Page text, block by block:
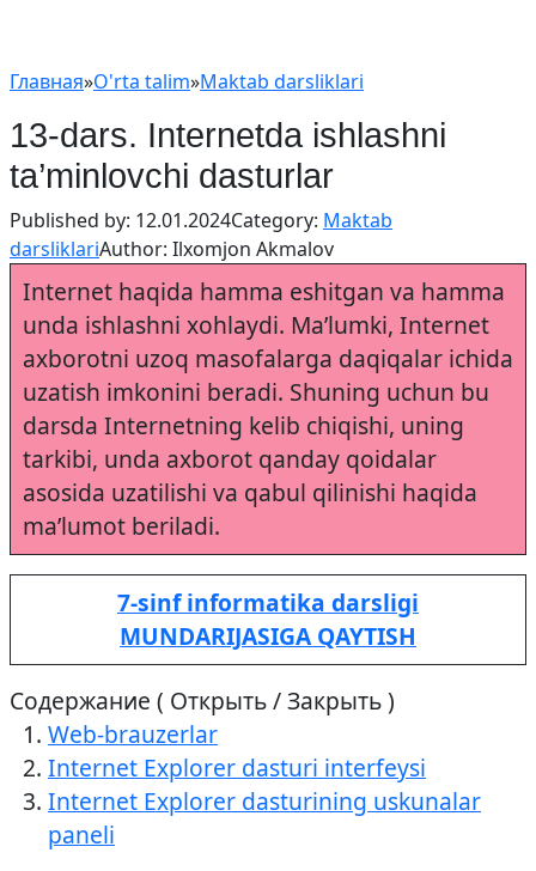
Главная»O'rta talim»Maktab darsliklari
13-dars. Internetda ishlashni
ta’minlovchi dasturlar
Published by: 12.01.2024Category: Maktab
darsliklariAuthor: Ilxomjon Akmalov
Internet haqida hamma eshitgan va hamma
unda ishlashni xohlaydi. Ma’lumki, Internet
axborotni uzoq masofalarga daqiqalar ichida
uzatish imkonini beradi. Shuning uchun bu
darsda Internetning kelib chiqishi, uning
tarkibi, unda axborot qanday qoidalar
asosida uzatilishi va qabul qilinishi haqida
ma’lumot beriladi.
7-sinf informatika darsligi
MUNDARIJASIGA QAYTISH
Содержание ( Открыть / Закрыть )
Web-brauzerlar
Internet Explorer dasturi interfeysi
Internet Explorer dasturining uskunalar
paneli